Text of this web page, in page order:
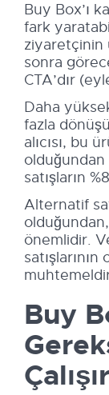
Buy Box’ı
fark
ziyaretçinin
sonra
CTA’dır
Daha
fazla
alıcısı, bu
olduğundan
satışların
Alternatif
önemlidir.
Buy